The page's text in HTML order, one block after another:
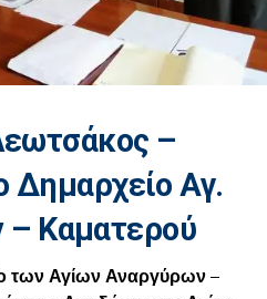
–
Δημαρχείο Αγ.
Καματερού
των Αγίων Αναργύρων –